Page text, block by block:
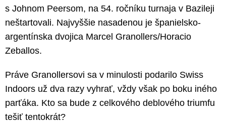
s Johnom Peersom, na 54. ročníku turnaja v Bazileji
neštartovali. Najvyššie nasadenou je španielsko-
argentínska dvojica Marcel Granollers/Horacio
Zeballos.
Práve Granollersovi sa v minulosti podarilo Swiss
Indoors už dva razy vyhrať, vždy však po boku iného
parťáka. Kto sa bude z celkového deblového triumfu
tešiť tentokrát?